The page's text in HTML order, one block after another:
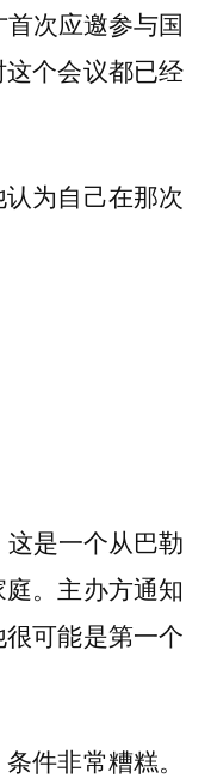
次应邀参与国
个会议都已经
为自己在那次
是一个从巴勒
。主办方通知
可能是第一个
件非常糟糕。